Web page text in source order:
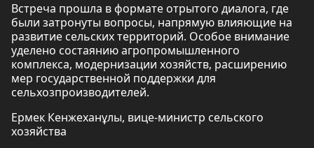
Встреча прошла в формате отрытого диалога, где
были затронуты вопросы, напрямую влияющие на
развитие сельских территорий. Особое внимание
уделено состаянию агропромышленного
комплекса, модернизации хозяйств, расширению
мер государственной поддержки для
сельхозпроизводителей.
Ермек Кенжеханұлы, вице-министр сельского
хозяйства